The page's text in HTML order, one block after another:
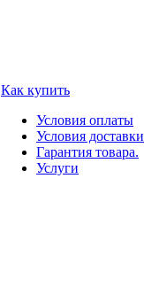
Как купить
Условия оплаты
Условия доставки
Гарантия товара.
Услуги